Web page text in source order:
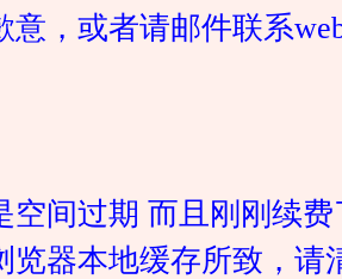
意，或者请邮件联系
空间过期 而且刚刚续
览器本地缓存所致，